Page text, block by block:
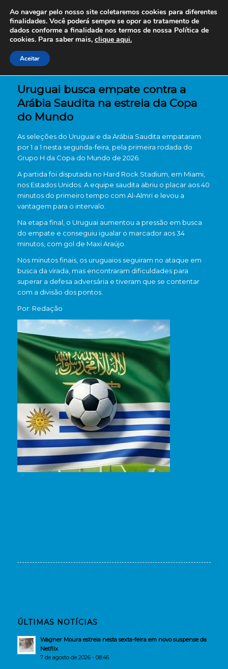
Uruguai busca empate contra a
Arábia Saudita na estreia da Copa
do Mundo
As seleções do Uruguaie da Arábia Saudita empataram
por 1 a 1 nesta segunda-feira, pela primeira rodada do
Grupo H da Copa do Mundo de 2026.
A partida foi disputada no Hard Rock Stadium, em Miami,
nos Estados Unidos. A equipe saudita abriu o placar aos 40
minutos do primeiro tempo com Al-Almri e levou a
vantagem para o intervalo.
Na etapa final, o Uruguai aumentou a pressão em busca
do empate e conseguiu igualar o marcador aos 34
minutos, com gol de Maxi Araújo.
Nos minutos finais, os uruguaios seguiram no ataque em
busca da virada, mas encontraram dificuldades para
superar a defesa adversária e tiveram que se contentar
com a divisão dos pontos.
Por: Redação
ÚLTIMAS NOTÍCIAS
Wagner Moura estreia nesta sexta-feira em novo suspense da
Netflix
7 de agosto de 2026 - 08:46
Ao navegar pelo nosso site coletaremos cookies para diferentes
finalidades. Você poderá sempre se opor ao tratamento de
dados conforme a finalidade nos termos de nossa Política de
cookies. Para saber mais, clique aqui.
Aceitar